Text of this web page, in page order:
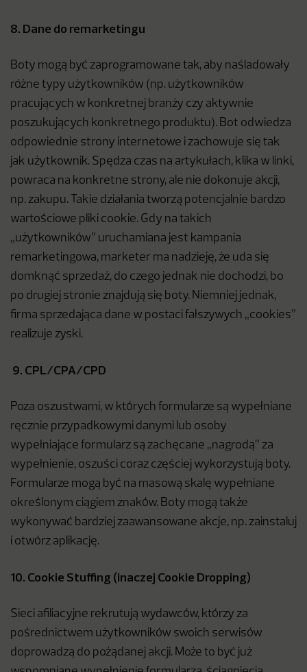
8. Dane do remarketingu
Boty mogą być zaprogramowane tak, aby naśladowały
różne typy użytkowników (np. użytkowników
pracujących w konkretnej branży czy aktywnie
poszukujących konkretnego produktu). Bot odwiedza
odpowiednie strony internetowe i zachowuje się tak
jak użytkownik. Spędza czas na artykułach, klika w linki,
powraca na konkretne strony, ale nie dokonuje akcji,
np. zakupu. Takie działania tworzą potencjalnie bardzo
wartościowe pliki cookie. Gdy na takich
„użytkowników” uruchamiana jest kampania
remarketingowa, marketer ma nadzieję, że uda się
domknąć sprzedaż, do czego jednak nie dochodzi, bo
po drugiej stronie znajdują się boty. Niemniej jednak,
firma sprzedająca dane w postaci fałszywych „cookies”
realizuje zyski.
9. CPL/CPA/CPD
Poza oszustwami, w których formularze są wypełniane
ręcznie przypadkowymi danymi lub osoby
wypełniające formularz są zachęcane „nagrodą” za
wypełnienie, oszuści coraz częściej wykorzystują boty.
Formularze mogą być na masową skalę wypełniane
określonym ciągiem znaków. Boty mogą także
wykonywać bardziej zaawansowane akcje, np. zainstaluj
i otwórz aplikację.
10. Cookie Stuffing (inaczej Cookie Dropping)
Sieci afiliacyjne rekrutują wydawców, którzy za
pośrednictwem użytkowników swoich serwisów
doprowadzą do pożądanej akcji. Może to być już